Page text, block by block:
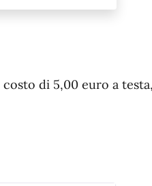
di 5,00 euro a